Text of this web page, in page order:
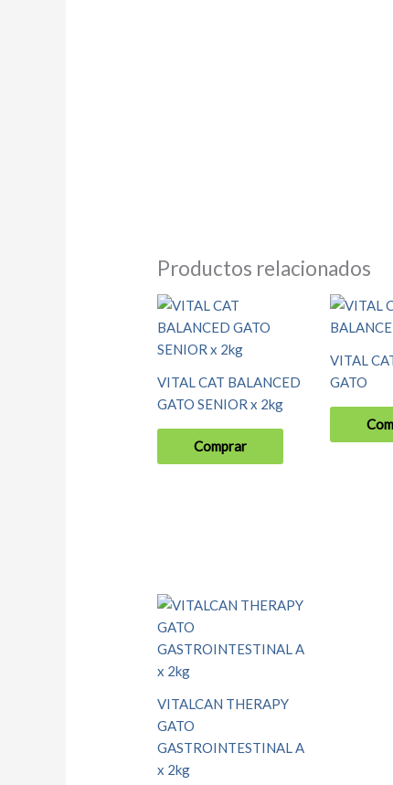
Productos relacionados
VITAL CAT BALANCED
GATO SENIOR x 2kg
Comprar
VITAL
GATO
VITALCAN THERAPY
GATO
GASTROINTESTINAL A
x 2kg